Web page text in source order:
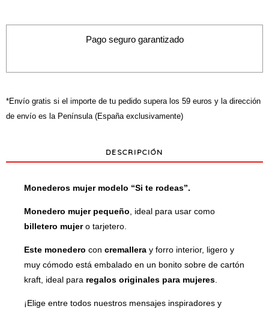
Pago seguro garantizado
*Envío gratis si el importe de tu pedido supera los 59 euros y la dirección
de envío es la Península (España exclusivamente)
DESCRIPCIÓN
Monederos mujer modelo “Si te rodeas”.
Monedero mujer pequeño, ideal para usar como
billetero mujero tarjetero.
Este monedero con cremallera y forro interior, ligero y
muy cómodo está embalado en un bonito sobre de cartón
kraft, ideal para regalos originales para mujeres.
¡Elige entre todos nuestros mensajes inspiradores y